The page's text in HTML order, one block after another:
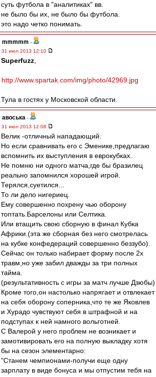
суть футбола в "аналитиках" вв.
не было бы их, не было бы футбола.
это надо четко понимать.
mmmmm -
31 июл 2013 12:10
Superfuzz
http://www.spartak.com/img/photo/42969.jpg
Тула в гостях у Московской области.
авоська -
31 июл 2013 12:08
Велик -отличный нападающий.
Но если сравнивать его с Эменике,предлагаю
вспомнить их выступления в еврокубках.
Не помню ни одного матча,где бы бразилец
реально запомнился хорошей игрой.
Терялся,суетился...
То ли дело нигериец.
Ему совершенно похрену чью оборону
топтать.Барселоны или Селтика.
Или втащить свою сборную в финал Кубка
Африки.(эта же сборная без него смотрелась
на кубке конфедераций совершенно беззубо).
Сейчас он только набирает форму после 2х
травм,но уже забил дважды за три полных
тайма.
(результативность с игры за матч лучше Дзюбы)
Кроме того,он настолько напрягает и отвлекает
на себя оборону соперника,что те же Яковлев
и Хурадо чувствуют себя в штрафной и на
подступах к ней намного вольготней.
С Валерой у него проблем не возникает и
замотивировать его на полную выкладку хотя
бы на сезон элементарно:
"Станем чемпионами-получи еще одну
зарплату в виде бонуса и мы отпустим тебя на